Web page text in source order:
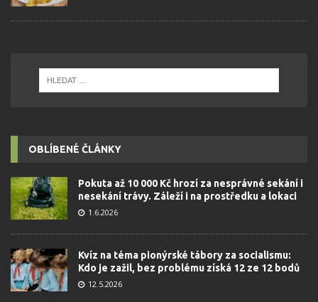
OBLÍBENÉ ČLÁNKY
Pokuta až 10 000 Kč hrozí za nesprávné sekání i
nesekání trávy. Záleží i na prostředku a lokaci
1.6.2026
Kvíz na téma pionýrské tábory za socialismu:
Kdo je zažil, bez problému získá 12 ze 12 bodů
12.5.2026